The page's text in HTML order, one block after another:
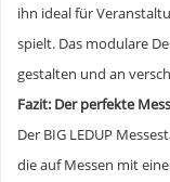
ihn ideal für
spielt. Das modulare
gestalten und an
Fazit: Der perfekte
Der BIG LEDUP
die auf Messen mit